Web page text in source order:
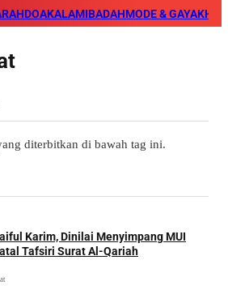
DOAKALAMIBADAHMODE & GAYA
diterbitkan di bawah tag ini.
Karim, Dinilai Menyimpang MUI
Tafsiri Surat Al-Qariah